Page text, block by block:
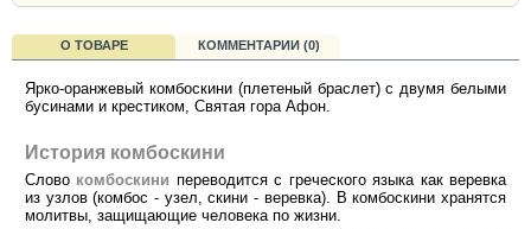
О ТОВАРЕ КОММЕНТАРИИ (0)
Ярко-оранжевый комбоскини (плетеный браслет) с двумя белыми
бусинами и крестиком, Святая гора Афон.
История комбоскини
Слово комбоскини переводится с греческого языка как веревка
из узлов (комбос - узел, скини - веревка). В комбоскини хранятся
молитвы, защищающие человека по жизни.